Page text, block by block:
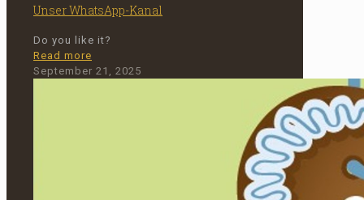
Unser WhatsApp-Kanal
Do you like it?
Read more
Unser
September 21, 2025